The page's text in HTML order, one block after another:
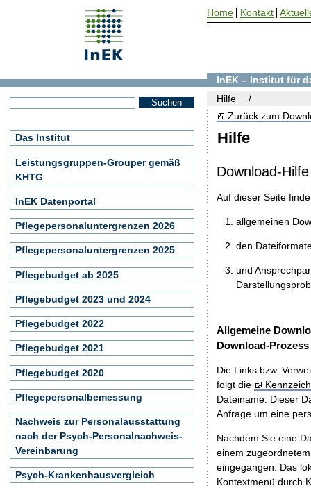
Hilfe
Zurück zum
Download-Hilfe
Auf dieser Seite
allgemeinen
den
und
Allgemeine
Download-Prozess
Die Links bzw.
folgt die
Dateiname. Dieser
Anfrage um eine
Nachdem Sie eine
einem
eingegangen. Das
Kontextmenü durch
InEK – Institut für
Hilfe
Das Institut
Leistungsgruppen-Grouper gemäß
KHTG
InEK Datenportal
Pflegepersonaluntergrenzen 2026
Pflegepersonaluntergrenzen 2025
Pflegebudget ab 2025
Pflegebudget 2023 und 2024
Pflegebudget 2022
Pflegebudget 2021
Pflegebudget 2020
Pflegepersonalbemessung
Nachweis zur Personalausstattung
nach der Psych-Personalnachweis-
Vereinbarung
Psych-Krankenhausvergleich
Home Kontakt